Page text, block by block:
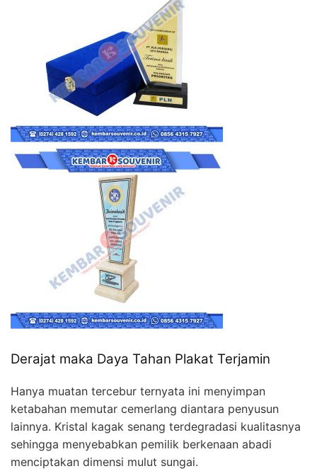
Derajat maka Daya Tahan Plakat Terjamin
Hanya muatan tercebur ternyata ini menyimpan
ketabahan memutar cemerlang diantara penyusun
lainnya. Kristal kagak senang terdegradasi kualitasnya
sehingga menyebabkan pemilik berkenaan abadi
menciptakan dimensi mulut sungai.